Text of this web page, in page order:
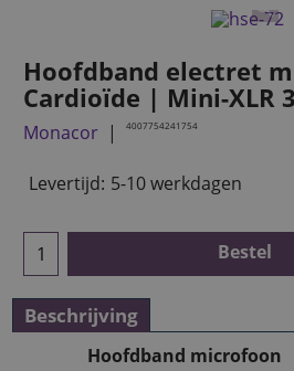
Hoofdband electret
Cardioïde | Mini-XLR
Monacor 4007754241754
Levertijd: 5-10 werkdagen
Bestel
Beschrijving
Hoofdband microfoon